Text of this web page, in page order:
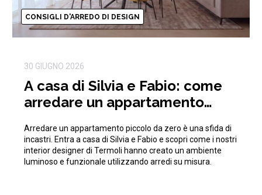
CONSIGLI D'ARREDO DI DESIGN
30 GIUGNO 2026
A casa di Silvia e Fabio: come
arredare un appartamento
gli spazi
Arredare un appartamento piccolo da zero è una sfida di
incastri. Entra a casa di Silvia e Fabio e scopri come i nostri
interior designer di Termoli hanno creato un ambiente
luminoso e funzionale utilizzando arredi su misura.